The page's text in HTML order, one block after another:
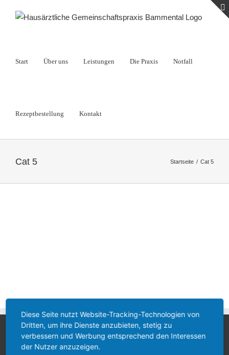
Inhalt
Start Über uns Leistungen Die Praxis Notfall
Rezeptbestellung Kontakt
Cat 5 Startseite Cat 5
NAVIGATION
Diese Seite nutzt Website-Tracking-Technologien von
Dritten, um ihre Dienste anzubieten, stetig zu
verbessern und Werbung entsprechend den Interessen
der Nutzer anzuzeigen.